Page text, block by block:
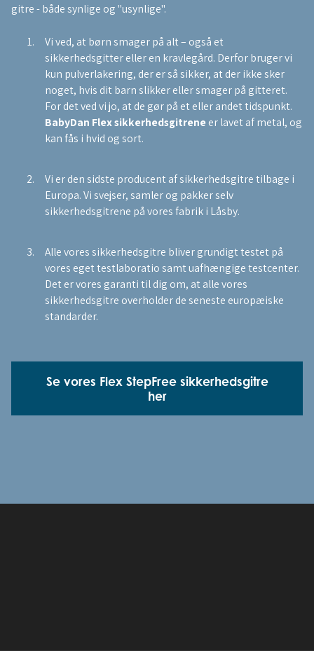
gitre - både synlige og "usynlige".
Vi ved, at børn smager på alt – også et
sikkerhedsgitter eller en kravlegård. Derfor bruger vi
kun pulverlakering, der er så sikker, at der ikke sker
noget, hvis dit barn slikker eller smager på gitteret.
For det ved vi jo, at de gør på et eller andet tidspunkt.
BabyDan Flex sikkerhedsgitreneer lavet af metal, og
kan fås i hvid og sort.
Vi er den sidste producent af sikkerhedsgitre tilbage i
Europa. Vi svejser, samler og pakker selv
sikkerhedsgitrene på vores fabrik i Låsby.
Alle vores sikkerhedsgitre bliver grundigt testet på
vores eget testlaboratio samt uafhængige testcenter.
Det er vores garanti til dig om, at alle vores
sikkerhedsgitre overholder de seneste europæiske
standarder.
Se vores Flex StepFree sikkerhedsgitre
her